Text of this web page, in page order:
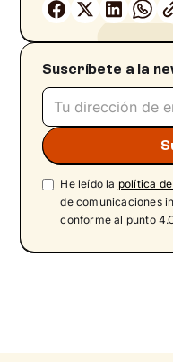
Suscríbete a la
He leído la política
de comunicaciones
conforme al punto